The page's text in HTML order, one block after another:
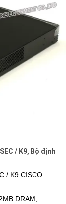
/ K9, Bộ định
/ K9 CISCO
DRAM,